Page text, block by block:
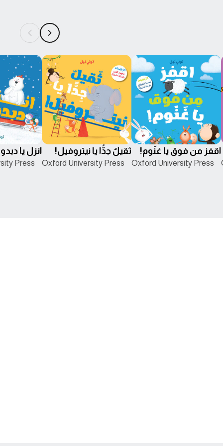
اقفز من فوق يا غنّوم!
Oxford University Press
ثقيلٌ جدًّا يا نيتروفيل!
Oxford University Press
انزل يا
Press